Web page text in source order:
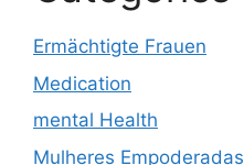
Ermächtigte Frauen
Medication
mental Health
Mulheres Empoderadas